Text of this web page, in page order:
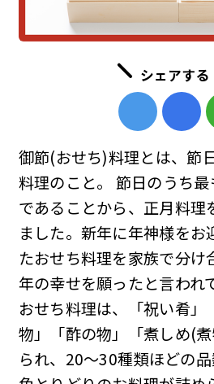
シェアする
御節(おせち)料理とは、節
料理のこと。 節日のうち
であることから、正月料理
ました。新年に年神様をお
たおせち料理を家族で分け
年の幸せを願ったと言われ
おせち料理は、「祝い肴」
物」「酢の物」「煮しめ(
られ、20〜30種類ほどの品